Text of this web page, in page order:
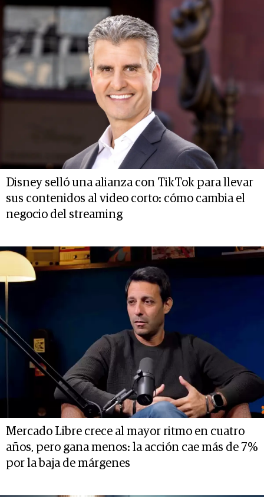
Disney selló una alianza con TikTok para llevar
sus contenidos al video corto: cómo cambia el
negocio del streaming
Mercado Libre crece al mayor ritmo en cuatro
años, pero gana menos: la acción cae más de 7%
por la baja de márgenes